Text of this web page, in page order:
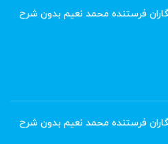
فرستنده محمد نعیم بدون شرح
فرستنده محمد نعیم بدون شرح